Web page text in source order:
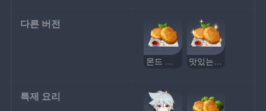
다른 버전
특제 요리